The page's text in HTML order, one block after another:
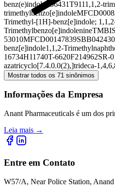
benz(e)indole F56431T9111,1,2-
trimethylbenzo[e]indole
Trimethyl-[1H]-benz[e]indole;
Trimethylbenzo[e]indolenineTMBI
53010MFCD00147839SBB042430
benz[e]indole1,1,2-
16734H11740T-6620F214962SR-
azatricyclo[7.4.0.0(2),]trideca-
Mostrar todos os 71 sinônimos
Informações da Empresa
Anant Pharmaceuticals é um dos
Leia mais →
Entre em Contato
W57/A, Near Police Station,